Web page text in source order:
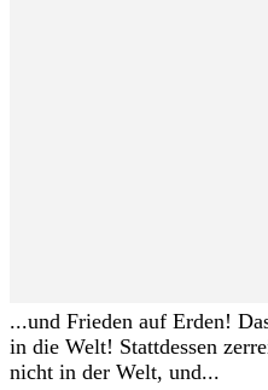
...und Frieden auf Erden!
in die Welt! Stattdessen
nicht in der Welt, und...